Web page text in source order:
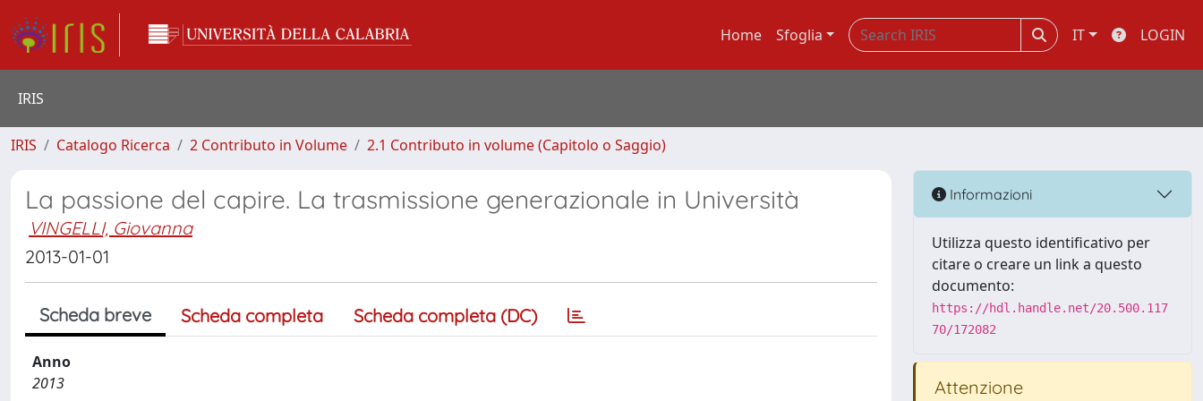
Home Sfoglia IT LOGIN
IRIS
IRIS Catalogo Ricerca 2 Contributo in Volume 2.1 Contributo in volume (Capitolo o Saggio)
La passione del capire. La trasmissione generazionale in Università
VINGELLI, Giovanna
2013-01-01
Scheda breve Scheda completa Scheda completa (DC)
Anno
2013
Informazioni
Utilizza questo identificativo per
citare o creare un link a questo
documento:
https://hdl.handle.net/20.500.117
70/172082
Attenzione